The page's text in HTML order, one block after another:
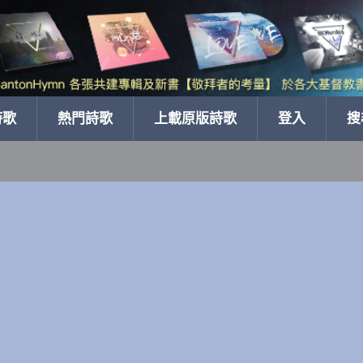
熱門詩歌 上載原版詩歌 登入